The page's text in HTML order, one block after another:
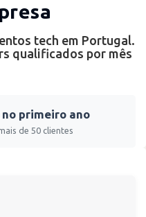
tech em Portugal.
qualificados por mês
no primeiro ano
de 50 clientes